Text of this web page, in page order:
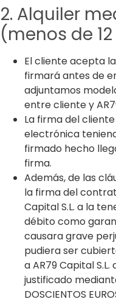
2. Alquiler
(menos de
El cliente acepta
firmará antes de
adjuntamos
entre cliente y
La firma del
electrónica
firmado hecho
firma.
Además, de las
la firma del
Capital S.L. a la
débito como
causara grave
pudiera ser
a AR79 Capital
justificado
DOSCIENTOS